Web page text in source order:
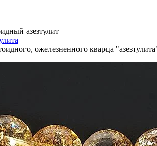
азезтулит
ожелезненного кварца